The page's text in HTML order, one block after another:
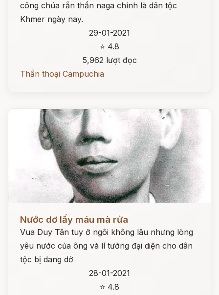
công chúa rắn thần naga chính là dân tộc
Khmer ngày nay.
29-01-2021
⭐ 4.8
5,962 lượt đọc
Thần thoại Campuchia
Nước dơ lấy máu mà rửa
Vua Duy Tân tuy ở ngôi không lâu nhưng lòng
yêu nước của ông và lí tưởng đại diện cho dân
tộc bị dang dở
28-01-2021
⭐ 4.8